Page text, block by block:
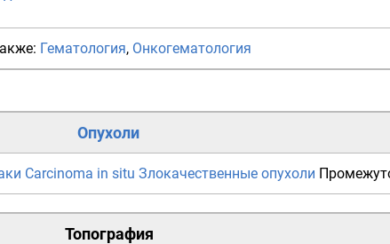
Гематология, Онкогематология
Опухоли
Carcinoma in situ Злокачественные опухоли
Топография